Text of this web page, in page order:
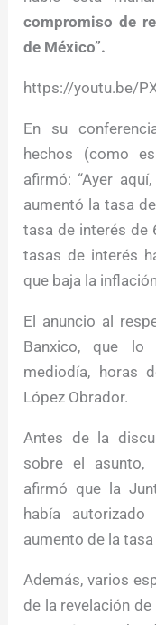
compromiso de
de México”.
https://youtu.be/
En su
hechos (como
afirmó: “Ayer
aumentó la tasa
tasa de interés de
tasas de interés
que baja la
El anuncio al
Banxico, que lo
mediodía, horas
López Obrador.
Antes de la
sobre el asunto,
afirmó que la
había
aumento de la
Además, varios
de la revelación